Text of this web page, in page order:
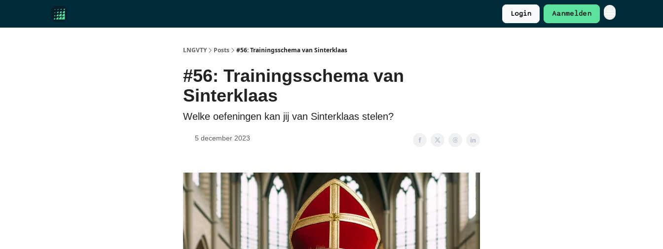
Login Aanmelden
LNGVTY Posts #56: Trainingsschema van Sinterklaas
#56: Trainingsschema van
Sinterklaas
Welke oefeningen kan jij van Sinterklaas stelen?
5 december 2023